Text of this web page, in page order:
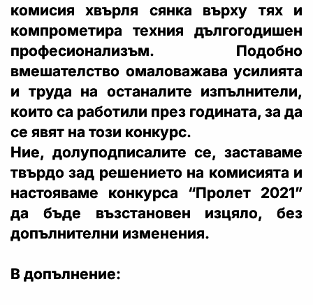
комисия хвърля сянка върху тях и
компрометира техния дългогодишен
професионализъм. Подобно
вмешателство омаловажава усилията
и труда на останалите изпълнители,
които са работили през годината, за да
се явят на този конкурс.
Ние, долуподписалите се, заставаме
твърдо зад решението на комисията и
настояваме конкурса “Пролет 2021”
да бъде възстановен изцяло, без
допълнителни изменения.
В допълнение: